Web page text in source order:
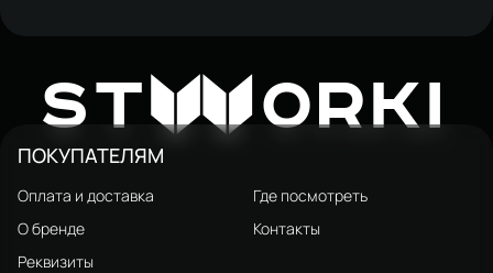
STW ORKI
ПОКУПАТЕЛЯМ
Оплата и доставка
Где посмотреть
О бренде
Контакты
Реквизиты